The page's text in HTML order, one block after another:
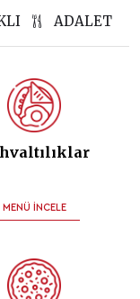
ADALET
MENÜ İNCELE